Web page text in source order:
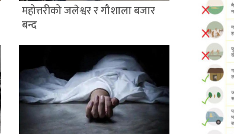
महोत्तरीको जलेश्वर र गौशाला बजार
बन्द